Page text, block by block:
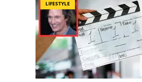
LIFESTYLE